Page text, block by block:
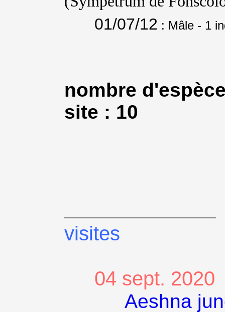
01/07/12 : Mâle - 1
nombre
site : 10
visites
04 sept. 2020
Aeshna